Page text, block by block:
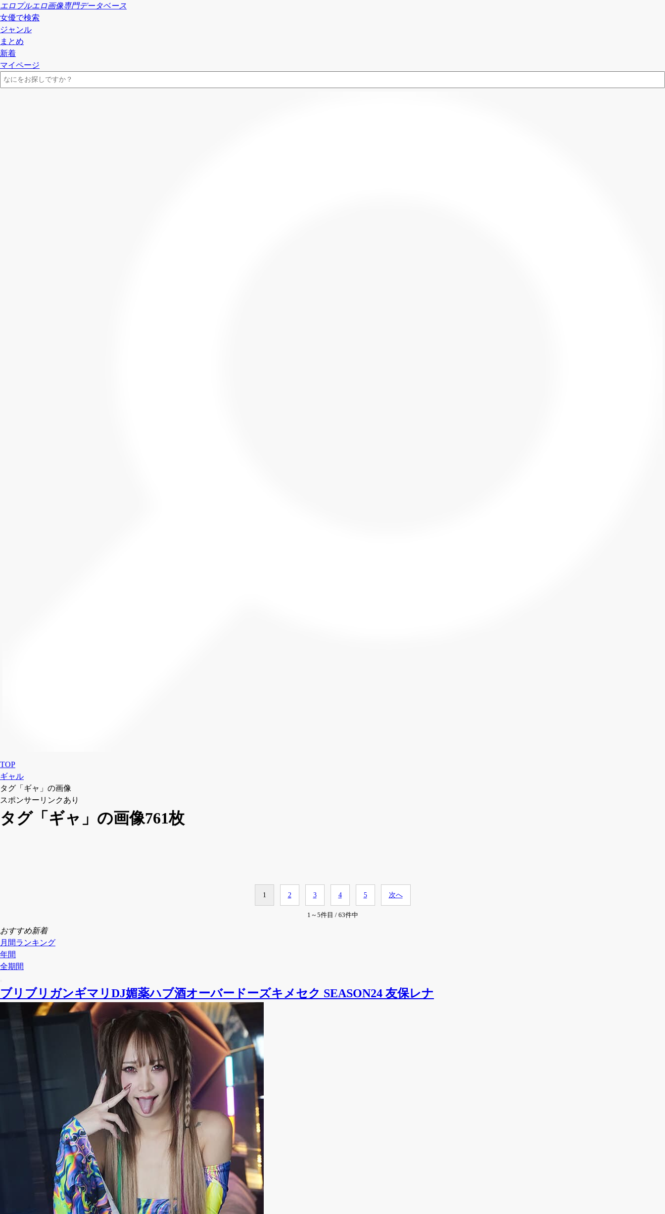
エロプルエロ画像専門データベース
女優で検索
ジャンル
まとめ
新着
マイページ
TOP
ギャル
タグ「ギャ」の画像
スポンサーリンクあり
タグ「ギャ」の画像761枚
1 2 3 4 5 次へ
1～5件目 / 63件中
おすすめ新着
月間ランキング
年間
全期間
ブリブリガンギマリDJ媚薬ハブ酒オーバードーズキメセク SEASON24 友保レナ